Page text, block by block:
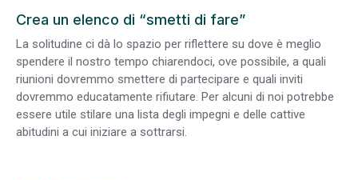
Crea un elenco di “smetti di fare”
La solitudine ci dà lo spazio per riflettere su dove è meglio
spendere il nostro tempo chiarendoci, ove possibile, a quali
riunioni dovremmo smettere di partecipare e quali inviti
dovremmo educatamente rifiutare. Per alcuni di noi potrebbe
essere utile stilare una lista degli impegni e delle cattive
abitudini a cui iniziare a sottrarsi.